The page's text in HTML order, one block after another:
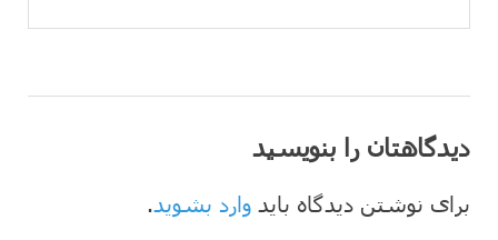
دیدگاهتان را بنویسید
برای نوشتن دیدگاه باید وارد بشوید.